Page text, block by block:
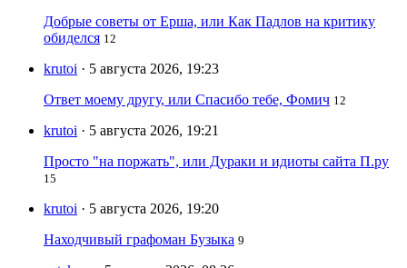
Добрые советы от Ерша, или Как Падлов на критику
обиделся 12
krutoi · 5 августа 2026, 19:23
Ответ моему другу, или Спасибо тебе, Фомич 12
krutoi · 5 августа 2026, 19:21
Просто "на поржать", или Дураки и идиоты сайта П.ру
15
krutoi · 5 августа 2026, 19:20
Находчивый графоман Бузыка 9